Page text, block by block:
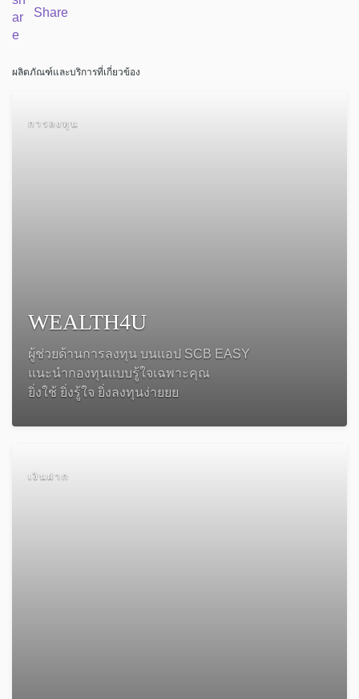
Share
ผลิตภัณฑ์และบริการที่เกี่ยวข้อง
การลงทุน
WEALTH4U
ผู้ช่วยด้านการลงทุน บนแอป SCB EASY
แนะนำกองทุนแบบรู้ใจเฉพาะคุณ
ยิ่งใช้ ยิ่งรู้ใจ ยิ่งลงทุนง่ายยย
เงินฝาก